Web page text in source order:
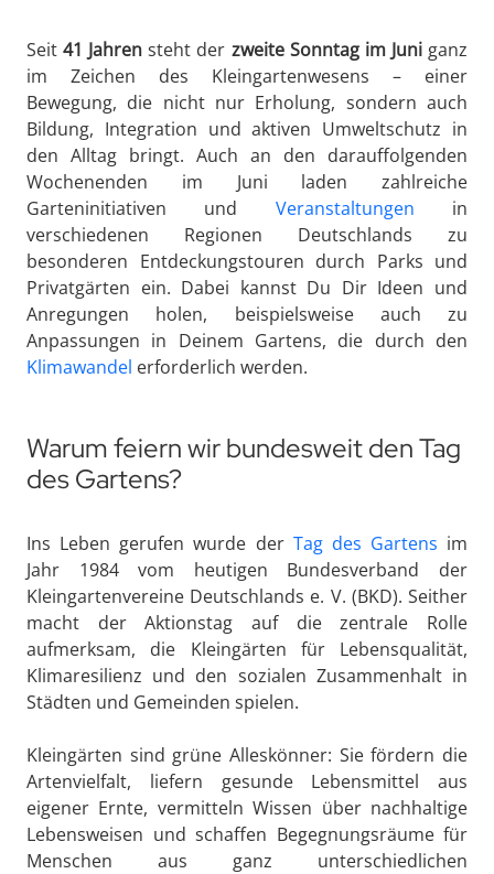
Seit41 Jahren steht der zweite Sonntag im Juniganz
im Zeichen des Kleingartenwesens – einer
Bewegung, die nicht nur Erholung, sondern auch
Bildung, Integration und aktiven Umweltschutz in
den Alltag bringt. Auch an den darauffolgenden
Wochenenden im Juni laden zahlreiche
Garteninitiativen und Veranstaltungen in
verschiedenen Regionen Deutschlands zu
besonderen Entdeckungstouren durch Parks und
Privatgärten ein. Dabei kannst Du Dir Ideen und
Anregungen holen, beispielsweise auch zu
Anpassungen in Deinem Gartens, die durch den
Klimawandel erforderlich werden.
Warum feiern wir bundesweit den Tag
des Gartens?
Ins Leben gerufen wurde der Tag des Gartens im
Jahr 1984 vom heutigen Bundesverband der
Kleingartenvereine Deutschlands e. V. (BKD). Seither
macht der Aktionstag auf die zentrale Rolle
aufmerksam, die Kleingärten für Lebensqualität,
Klimaresilienz und den sozialen Zusammenhalt in
Städten und Gemeinden spielen.
Kleingärten sind grüne Alleskönner: Sie fördern die
Artenvielfalt, liefern gesunde Lebensmittel aus
eigener Ernte, vermitteln Wissen über nachhaltige
Lebensweisen und schaffen Begegnungsräume für
Menschen aus ganz unterschiedlichen